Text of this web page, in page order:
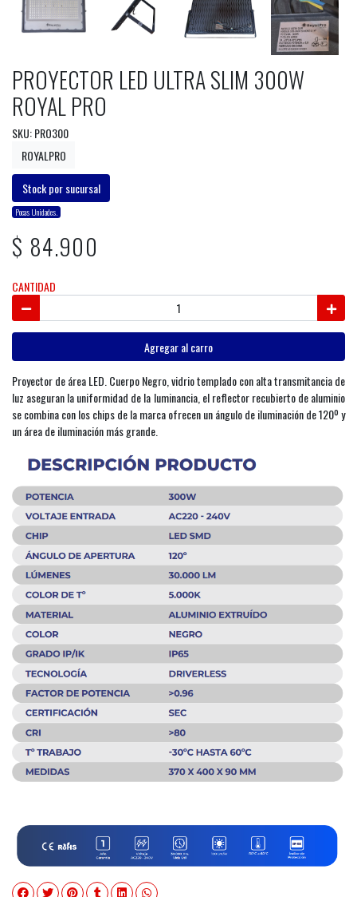
PROYECTOR LED ULTRA SLIM 300W
ROYAL PRO
SKU: PRO300
ROYALPRO
Stock por sucursal
Pocas Unidades.
$ 84.900
CANTIDAD
Agregar al carro
Proyector de área LED. Cuerpo Negro, vidrio templado con alta transmitancia de
luz aseguran la uniformidad de la luminancia, el reflector recubierto de aluminio
se combina con los chips de la marca ofrecen un ángulo de iluminación de 120º y
un área de iluminación más grande.